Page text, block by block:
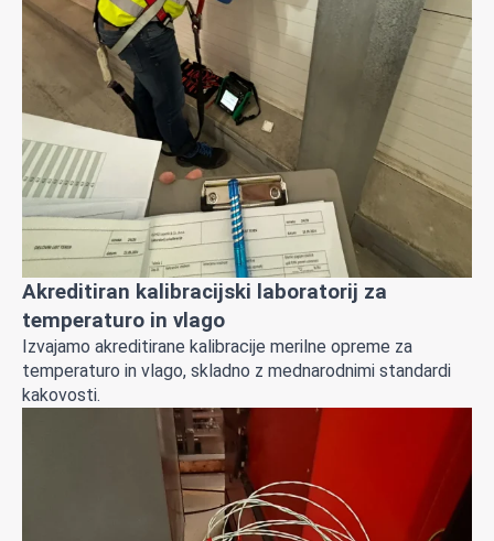
Akreditiran kalibracijski laboratorij za
temperaturo in vlago
Izvajamo akreditirane kalibracije merilne opreme za
temperaturo in vlago, skladno z mednarodnimi standardi
kakovosti.